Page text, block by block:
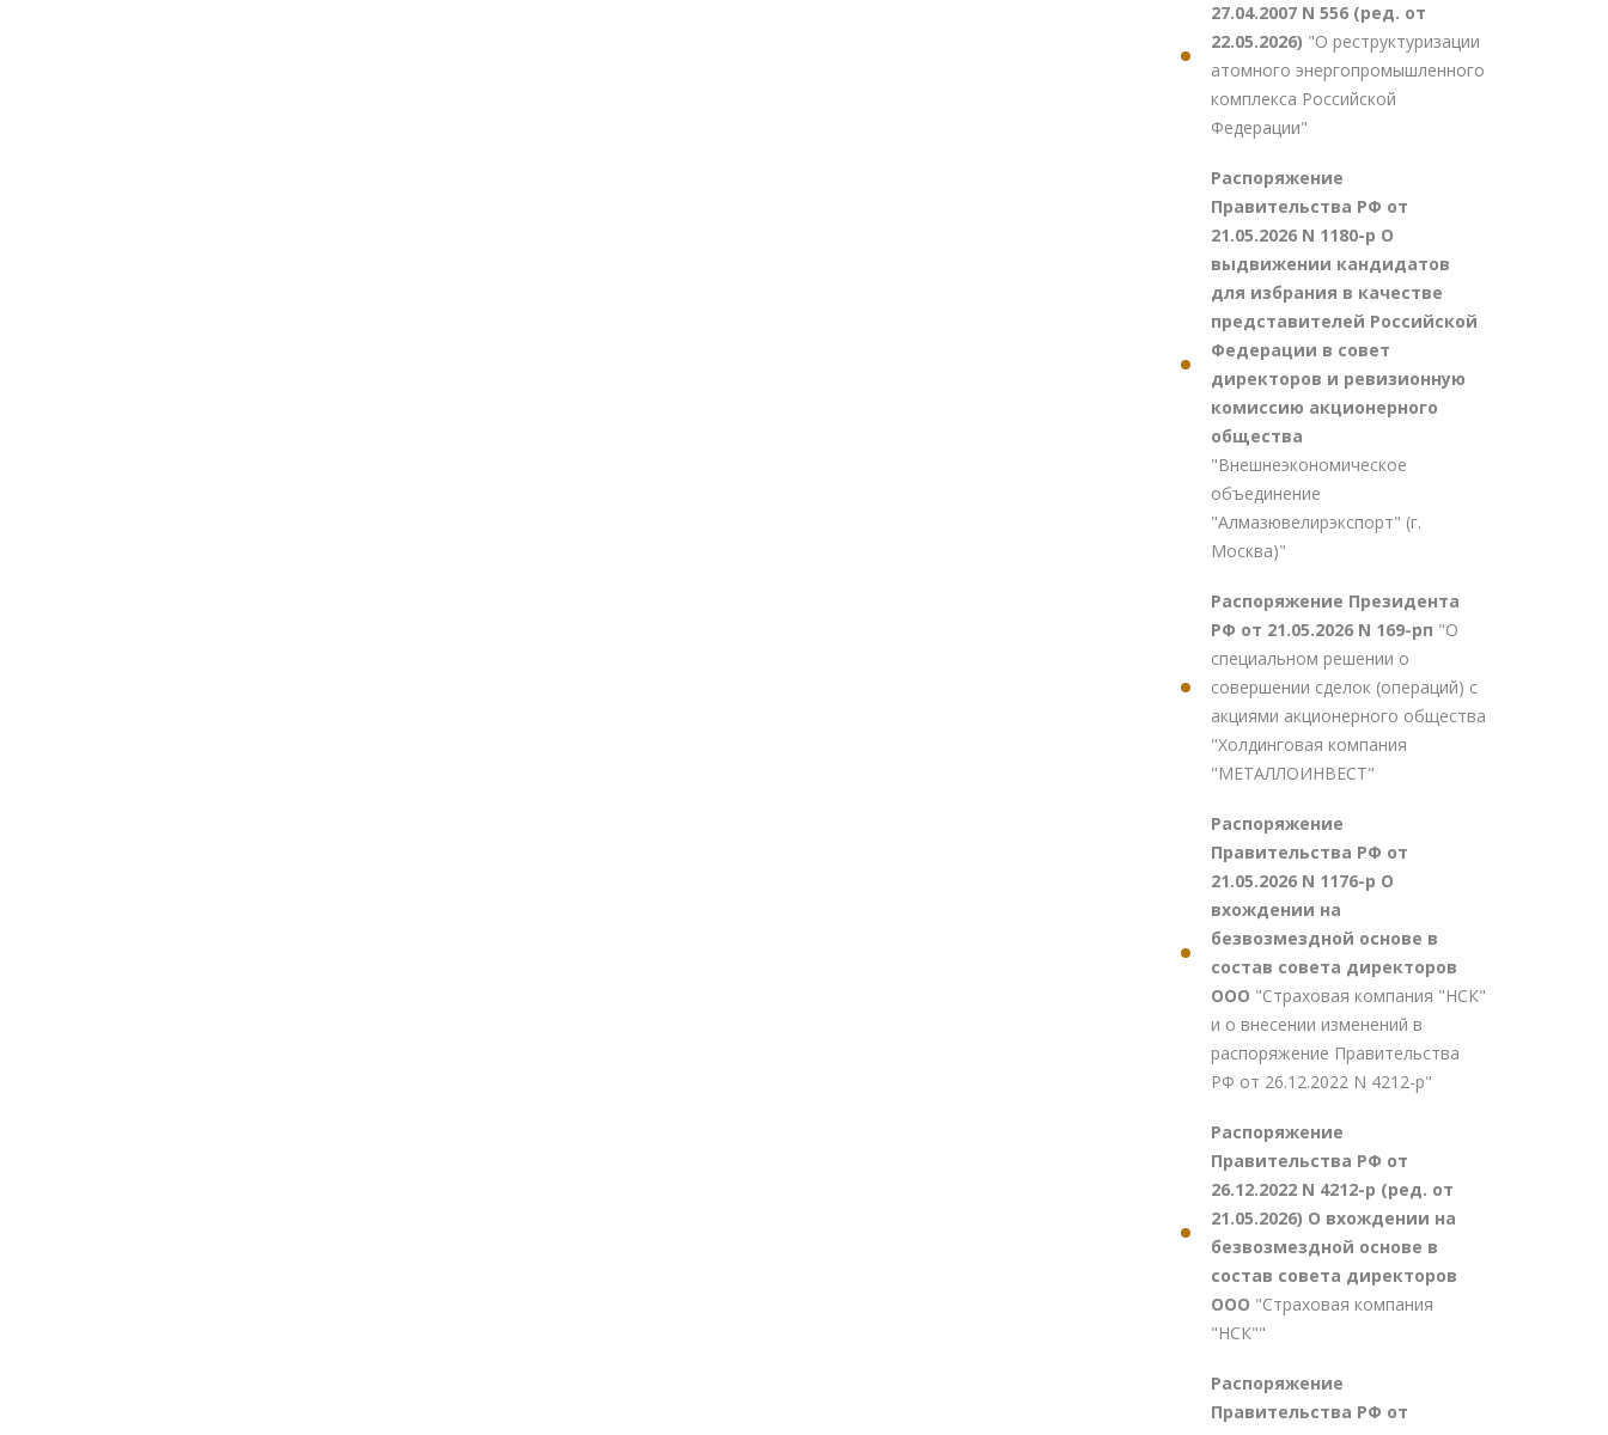
27.04.2007 N 556 (ред. от
22.05.2026) "О реструктуризации
атомного энергопромышленного
комплекса Российской
Федерации"
Распоряжение
Правительства РФ от
21.05.2026 N 1180-р О
выдвижении кандидатов
для избрания в качестве
представителей Российской
Федерации в совет
директоров и ревизионную
комиссию акционерного
общества
"Внешнеэкономическое
объединение
"Алмазювелирэкспорт" (г.
Москва)"
Распоряжение Президента
РФ от 21.05.2026 N 169-рп "О
специальном решении о
совершении сделок (операций) с
акциями акционерного общества
"Холдинговая компания
"МЕТАЛЛОИНВЕСТ"
Распоряжение
Правительства РФ от
21.05.2026 N 1176-р О
вхождении на
безвозмездной основе в
состав совета директоров
ООО "Страховая компания "НСК"
и о внесении изменений в
распоряжение Правительства
РФ от 26.12.2022 N 4212-р"
Распоряжение
Правительства РФ от
26.12.2022 N 4212-р (ред. от
21.05.2026) О вхождении на
безвозмездной основе в
состав совета директоров
ООО "Страховая компания
"НСК""
Распоряжение
Правительства РФ от